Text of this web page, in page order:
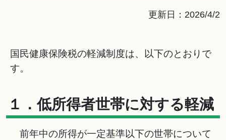
更新日：2026/4/2
国民健康保険税の軽減制度は、以下のとおりで
す。
１．低所得者世帯に対する軽減
前年中の所得が一定基準以下の世帯について